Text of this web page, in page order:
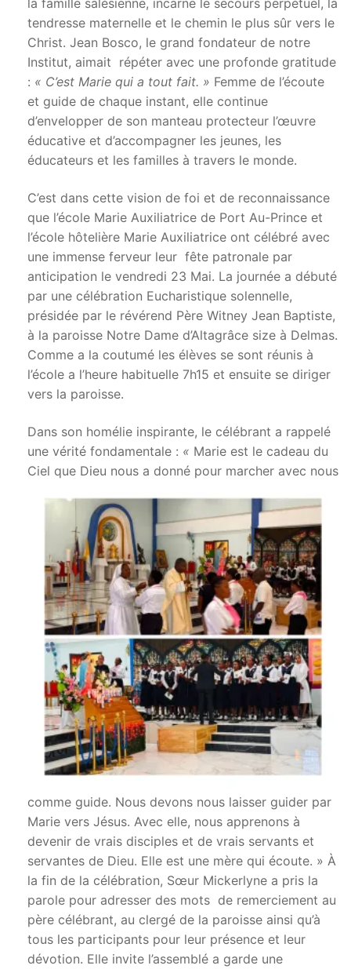
la famille salésienne, incarne le secours perpétuel, la
tendresse maternelle et le chemin le plus sûr vers le
Christ. Jean Bosco, le grand fondateur de notre
Institut, aimait répéter avec une profonde gratitude
: « C’est Marie qui a tout fait. » Femme de l’écoute
et guide de chaque instant, elle continue
d’envelopper de son manteau protecteur l’œuvre
éducative et d’accompagner les jeunes, les
éducateurs et les familles à travers le monde.
C’est dans cette vision de foi et de reconnaissance
que l’école Marie Auxiliatrice de Port Au-Prince et
l’école hôtelière Marie Auxiliatrice ont célébré avec
une immense ferveur leur fête patronale par
anticipation le vendredi 23 Mai. La journée a débuté
par une célébration Eucharistique solennelle,
présidée par le révérend Père Witney Jean Baptiste,
à la paroisse Notre Dame d’Altagrâce size à Delmas.
Comme a la coutumé les élèves se sont réunis à
l’école a l’heure habituelle 7h15 et ensuite se diriger
vers la paroisse.
Dans son homélie inspirante, le célébrant a rappelé
une vérité fondamentale : « Marie est le cadeau du
Ciel que Dieu nous a donné pour marcher avec nous
comme guide. Nous devons nous laisser guider par
Marie vers Jésus. Avec elle, nous apprenons à
devenir de vrais disciples et de vrais servants et
servantes de Dieu. Elle est une mère qui écoute. » À
la fin de la célébration, Sœur Mickerlyne a pris la
parole pour adresser des mots de remerciement au
père célébrant, au clergé de la paroisse ainsi qu’à
tous les participants pour leur présence et leur
dévotion. Elle invite l’assemblé a garde une